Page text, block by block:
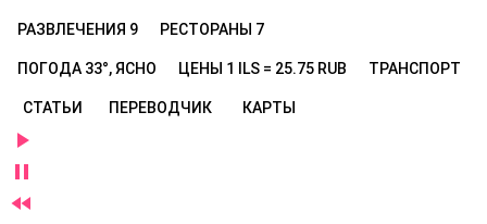
РАЗВЛЕЧЕНИЯ 9 РЕСТОРАНЫ 7
ПОГОДА 33°, ЯСНО ЦЕНЫ 1 ILS = 25.75 RUB ТРАНСПОРТ
СТАТЬИ ПЕРЕВОДЧИК КАРТЫ


